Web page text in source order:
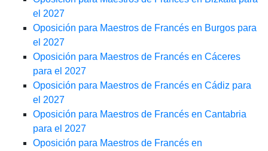
el 2027
Oposición para Maestros de Francés en Burgos para
el 2027
Oposición para Maestros de Francés en Cáceres
para el 2027
Oposición para Maestros de Francés en Cádiz para
el 2027
Oposición para Maestros de Francés en Cantabria
para el 2027
Oposición para Maestros de Francés en